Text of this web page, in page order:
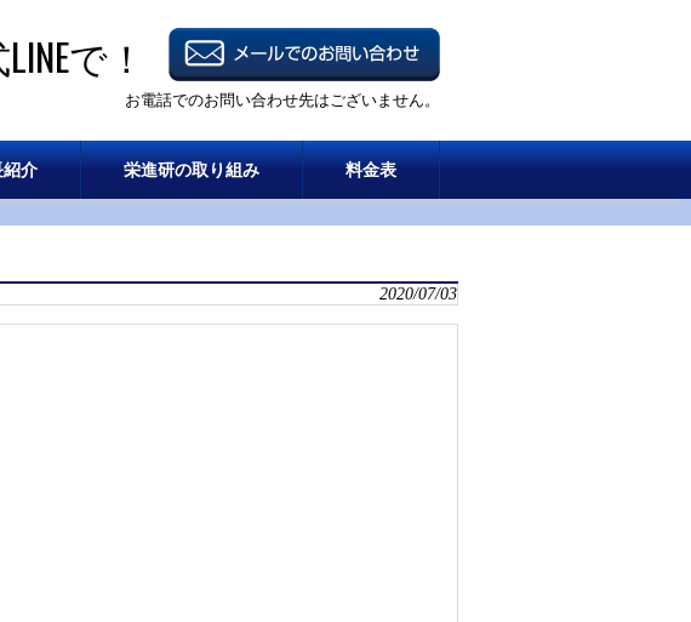
で！
お電話でのお問い合わせ先はございません。
紹介 栄進研の取り組み 料金表
2020/07/03